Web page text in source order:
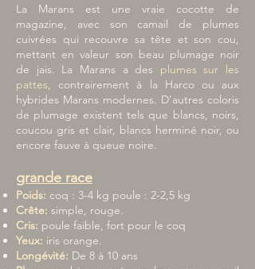
La Marans est une vraie cocotte de
magazine, avec son camail de plumes
cuivrées qui recouvre sa tête et son cou,
mettant en valeur son beau plumage noir
de jais. La Marans a des plumes sur les
pattes, contrairement à la Harco ou aux
hybrides Marans modernes. D’autres coloris
de plumage existent tels que blancs, noirs,
coucou gris et clair, blancs herminé noir, ou
encore fauve à queue noire.
grande race
Poids: coq : 3-4 kg poule : 2-2,5 kg
Crête: simple, rouge.
Cris: poule faible, fort pour le coq
Yeux: iris orange.
Longévité: De 8 à 10 ans